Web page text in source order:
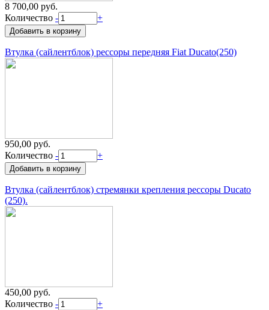
8 700,00 руб.
Количество - +
Втулка (сайлентблок) рессоры передняя Fiat Ducato(250)
950,00 руб.
Количество - +
Втулка (сайлентблок) стремянки крепления рессоры Ducato
(250).
450,00 руб.
Количество - +